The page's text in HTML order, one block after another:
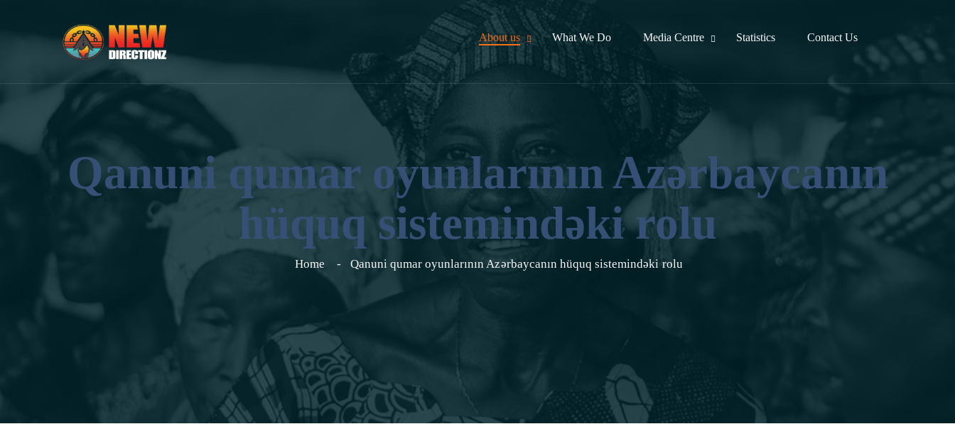
About us What We Do Media Centre Statistics Contact Us
Qanuni qumar oyunlarının Azərbaycanın
hüquq sistemindəki rolu
Home Qanuni qumar oyunlarının Azərbaycanın hüquq sistemindəki rolu